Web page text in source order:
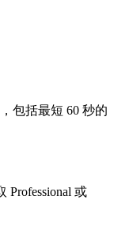
包括最短 60 秒的
Professional 或